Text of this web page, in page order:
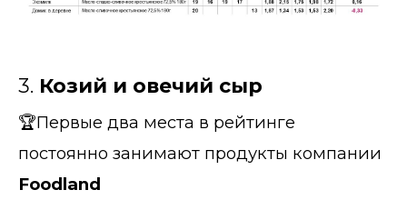
3. Козий и овечий сыр
🏆Первые два места в рейтинге
постоянно занимают продукты компании
Foodland